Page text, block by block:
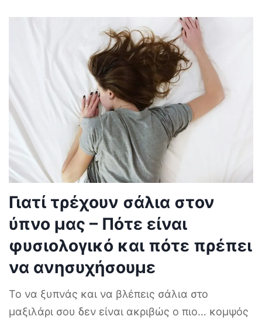
Γιατί τρέχουν σάλια στον
ύπνο μας – Πότε είναι
φυσιολογικό και πότε πρέπει
να ανησυχήσουμε
Το να ξυπνάς και να βλέπεις σάλια στο
μαξιλάρι σου δεν είναι ακριβώς ο πιο… κομψός